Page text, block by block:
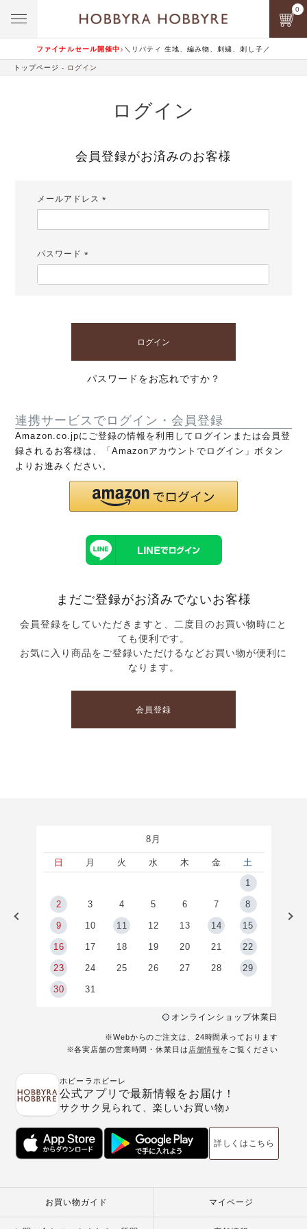
ファイナルセール開催中♪ ＼リバティ 生地、編み物、刺繍、刺し子／
0
トップページ ログイン
ログイン
会員登録がお済みのお客様
メールアドレス
パスワード
ログイン
パスワードをお忘れですか？
連携サービスでログイン・会員登録
Amazon.co.jpにご登録の情報を利用してログインまたは会員登
録されるお客様は、「Amazonアカウントでログイン」ボタン
よりお進みください。
まだご登録がお済みでないお客様
会員登録をしていただきますと、二度目のお買い物時にと
ても便利です。
お気に入り商品をご登録いただけるなどお買い物が便利に
なります。
会員登録
8月
日 月 火 水 木 金
土
1
2 3 4 5 6 7 8
9 10 11 12 13 14 15
16 17 18 19 20 21 22
23 24 25 26 27 28 29
30 31
オンラインショップ休業日
※Webからのご注文は、24時間承っております
※各実店舗の営業時間・休業日は 店舗情報 をご覧ください
ホビーラホビーレ
公式アプリで最新情報をお届け！
サクサク見られて、楽しいお買い物♪
詳しくはこちら
お買い物ガイド マイページ